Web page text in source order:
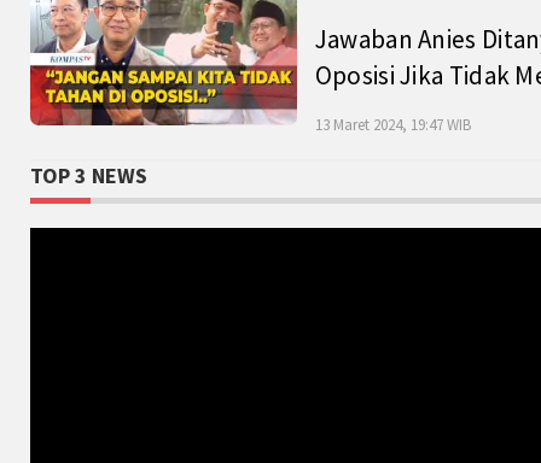
Jawaban Anies
Oposisi Jika Tidak
13 Maret 2024, 19:47 WIB
TOP 3 NEWS